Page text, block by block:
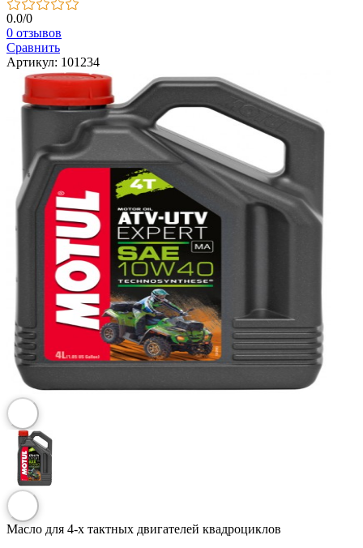
0.0/0
0 отзывов
Сравнить
Артикул: 101234
Масло для 4-х тактных двигателей квадроциклов